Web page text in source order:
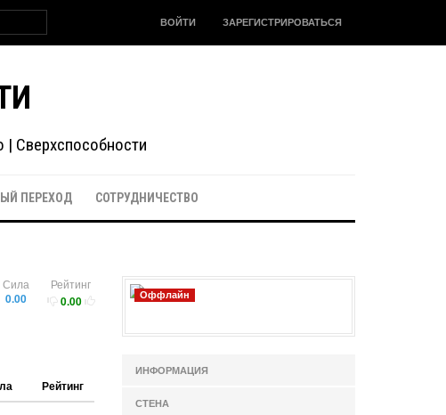
ВОЙТИ ЗАРЕГИСТРИРОВАТЬСЯ
| Сверхспособности
ПЕРЕХОД СОТРУДНИЧЕСТВО
Рейтинг
0.00
Сила
0.00
Рейтинг
Оффлайн
ИНФОРМАЦИЯ
СТЕНА